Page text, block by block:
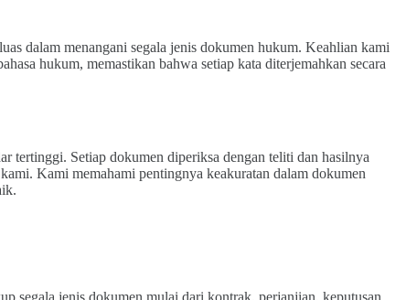
dalam menangani segala jenis dokumen hukum. Keahlian kami
hukum, memastikan bahwa setiap kata diterjemahkan secara
tertinggi. Setiap dokumen diperiksa dengan teliti dan hasilnya
Kami memahami pentingnya keakuratan dalam dokumen
segala jenis dokumen mulai dari kontrak, perjanjian, keputusan